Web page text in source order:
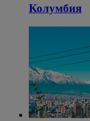
Колумбия